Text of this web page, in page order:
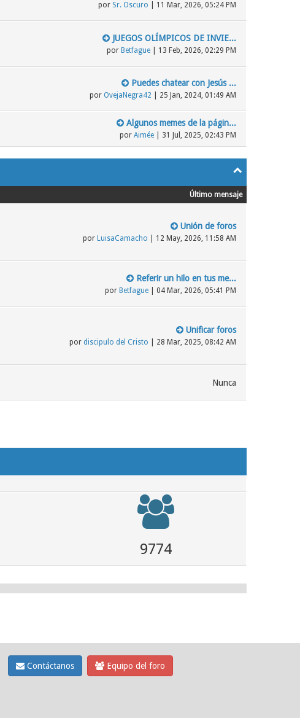
por Sr. Oscuro | 11 Mar, 2026, 05:24 PM
JUEGOS OLÍMPICOS DE INVIE...
porBetfague | 13 Feb, 2026, 02:29 PM
Puedes chatear con Jesús ...
porOvejaNegra42 | 25 Jan, 2024, 01:49 AM
Algunos memes de la págin...
porAimée | 31 Jul, 2025, 02:43 PM
Último mensaje
Unión de foros
por LuisaCamacho | 12 May, 2026, 11:58 AM
Referir un hilo en tus me...
porBetfague | 04 Mar, 2026, 05:41 PM
Unificar foros
pordiscipulo del Cristo | 28 Mar, 2025, 08:42 AM
Nunca
9774
Contáctanos Equipo del foro